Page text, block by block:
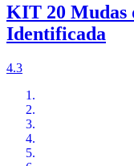
KIT 20 Mudas
Identificada
4.3